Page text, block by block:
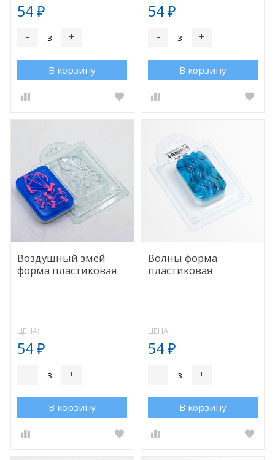
54₽
- +
В корзину
54 ₽
- +
В корзину
Воздушный змей
форма пластиковая
ЦЕНА:
54₽
- +
В корзину
Волны форма
пластиковая
ЦЕНА:
54 ₽
- +
В корзину